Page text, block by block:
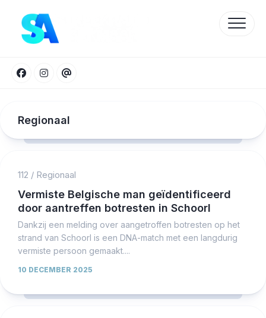
content
Regionaal
112 / Regionaal
Vermiste Belgische man geïdentificeerd
door aantreffen botresten in Schoorl
Dankzij een melding over aangetroffen botresten op het
strand van Schoorl is een DNA-match met een langdurig
vermiste persoon gemaakt....
10 DECEMBER 2025
Protected by WP Anti-Hacker